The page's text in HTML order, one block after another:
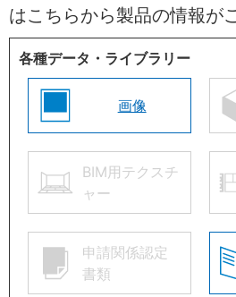
はこちらから製品の情報が
各種データ・ライブラリー
画像
BIM用テクスチ
ャー
申請関係認定
書類